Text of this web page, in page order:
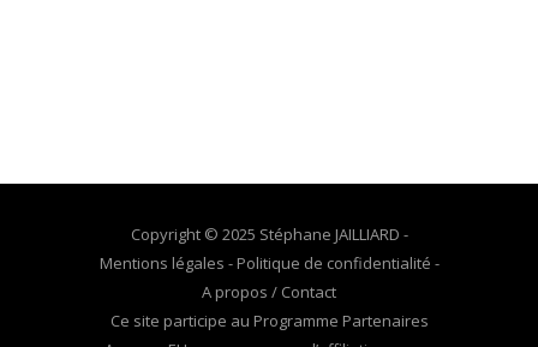
Copyright © 2025 Stéphane JAILLIARD -
Mentions légales - Politique de confidentialité -
A propos / Contact
Ce site participe au Programme Partenaires